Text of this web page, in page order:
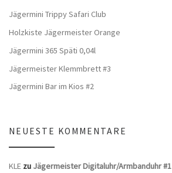
Jägermini Trippy Safari Club
Holzkiste Jägermeister Orange
Jägermini 365 Späti 0,04l
Jägermeister Klemmbrett #3
Jägermini Bar im Kios #2
NEUESTE KOMMENTARE
KLE zu Jägermeister Digitaluhr/Armbanduhr #1